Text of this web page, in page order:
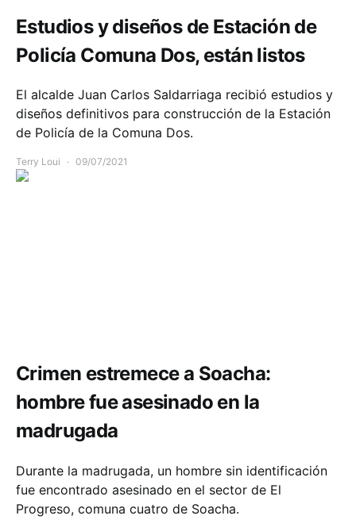
Estudios y diseños de Estación de
Policía Comuna Dos, están listos
El alcalde Juan Carlos Saldarriaga recibió estudios y
diseños definitivos para construcción de la Estación
de Policía de la Comuna Dos.
Terry Loui 09/07/2021
Crimen estremece a Soacha:
hombre fue asesinado en la
madrugada
Durante la madrugada, un hombre sin identificación
fue encontrado asesinado en el sector de El
Progreso, comuna cuatro de Soacha.